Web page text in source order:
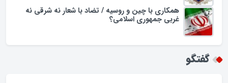
اسراف در مصرف سوخت در ایران؛ لزوم بازنگری در